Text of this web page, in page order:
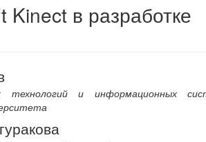
Kinect в разработке
и информационных